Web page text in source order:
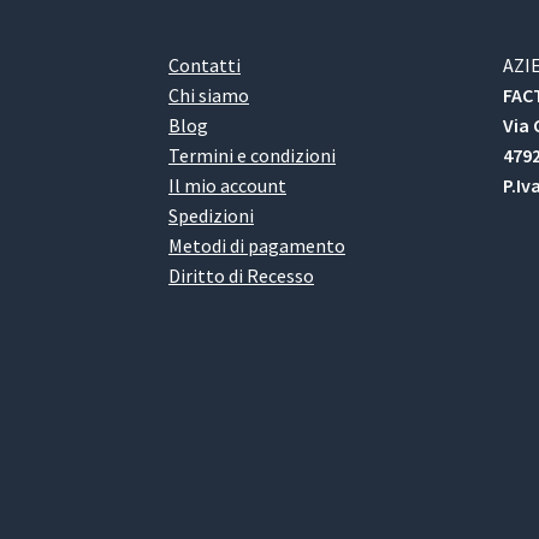
Contatti
Chi siamo
Blog
Termini e condizioni
Il mio account
Spedizioni
Metodi di pagamento
Diritto di Recesso
Via